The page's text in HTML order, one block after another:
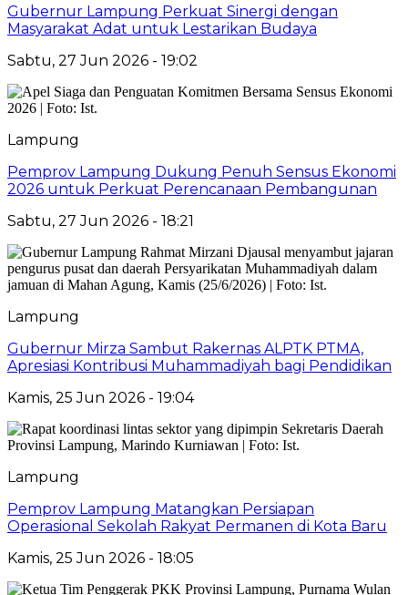
Gubernur Lampung Perkuat Sinergi dengan
Masyarakat Adat untuk Lestarikan Budaya
Sabtu, 27 Jun 2026 - 19:02
Lampung
Pemprov Lampung Dukung Penuh Sensus Ekonomi
2026 untuk Perkuat Perencanaan Pembangunan
Sabtu, 27 Jun 2026 - 18:21
Lampung
Gubernur Mirza Sambut Rakernas ALPTK PTMA,
Apresiasi Kontribusi Muhammadiyah bagi Pendidikan
Kamis, 25 Jun 2026 - 19:04
Lampung
Pemprov Lampung Matangkan Persiapan
Operasional Sekolah Rakyat Permanen di Kota Baru
Kamis, 25 Jun 2026 - 18:05